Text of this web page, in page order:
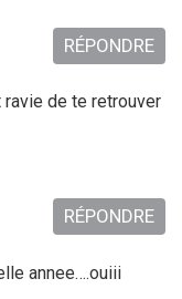
ravie de te retrouver
RÉPONDRE
annee….ouiii
RÉPONDRE